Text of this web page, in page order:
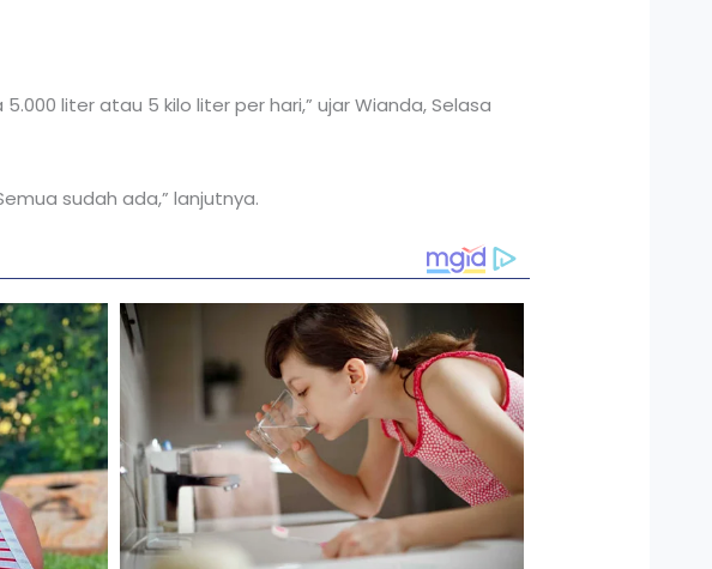
liter atau 5 kilo liter per hari,” ujar Wianda, Selasa
sudah ada,” lanjutnya.